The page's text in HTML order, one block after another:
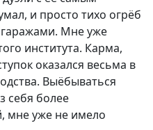
и просто тихо огрёб
гаражами. Мне уже
института. Карма,
оказался весьма в
Выёбываться
себя более
мне уже не имело